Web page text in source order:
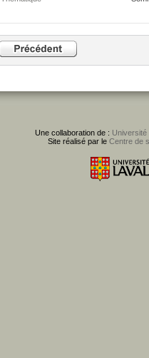
Une collaboration de : Université
Site réalisé par le Centre de